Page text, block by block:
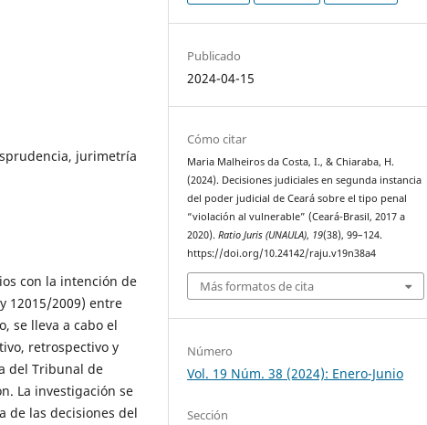
jurimetría
con la intención de
12015/2009) entre
se lleva a cabo el
retrospectivo y
del Tribunal de
La investigación se
de las decisiones del
Publicado
2024-04-15
Cómo citar
Maria Malheiros da Costa, I., & Chiaraba, H.
(2024). Decisiones judiciales en segunda instancia
del poder judicial de Ceará sobre el tipo penal
“violación al vulnerable” (Ceará-Brasil, 2017 a
2020).Ratio Juris (UNAULA), 19(38), 99–124.
https://doi.org/10.24142/raju.v19n38a4
Más formatos de cita
Número
Vol. 19 Núm. 38 (2024): Enero-Junio
Sección